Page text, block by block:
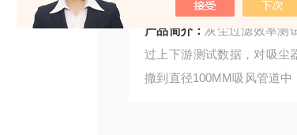
产品简介： 灰尘过滤效率测
过上下游测试数据，对吸尘
撒到直径100MM吸风管道